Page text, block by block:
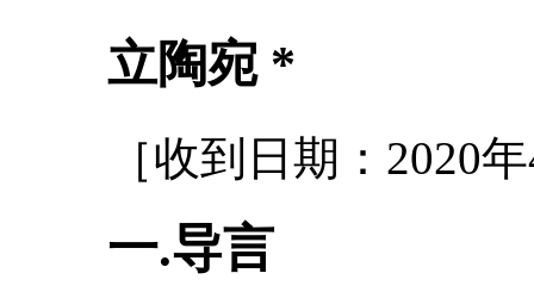
立陶宛 *
［收到日期：2020
一.导言